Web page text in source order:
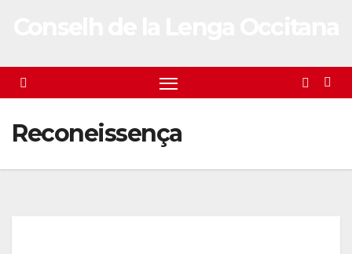
Reconeissença